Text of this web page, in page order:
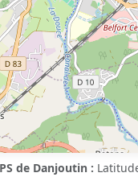
de Danjoutin :